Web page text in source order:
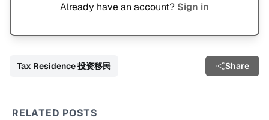
Already have an account? Sign in
Tax Residence 投资移民 Share
RELATED POSTS